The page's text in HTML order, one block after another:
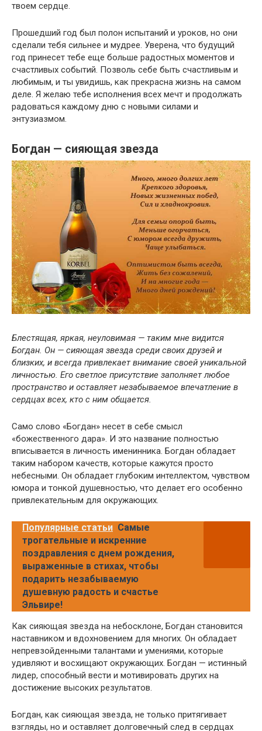
твоем сердце.
Прошедший год был полон испытаний и уроков, но они
сделали тебя сильнее и мудрее. Уверена, что будущий
год принесет тебе еще больше радостных моментов и
счастливых событий. Позволь себе быть счастливым и
любимым, и ты увидишь, как прекрасна жизнь на самом
деле. Я желаю тебе исполнения всех мечт и продолжать
радоваться каждому дню с новыми силами и
энтузиазмом.
Богдан — сияющая звезда
Блестящая, яркая, неуловимая — таким мне видится
Богдан. Он — сияющая звезда среди своих друзей и
близких, и всегда привлекает внимание своей уникальной
личностью. Его светлое присутствие заполняет любое
пространство и оставляет незабываемое впечатление в
сердцах всех, кто с ним общается.
Само слово «Богдан» несет в себе смысл
«божественного дара». И это название полностью
вписывается в личность именинника. Богдан обладает
таким набором качеств, которые кажутся просто
небесными. Он обладает глубоким интеллектом, чувством
юмора и тонкой душевностью, что делает его особенно
привлекательным для окружающих.
Популярные статьи Самые
трогательные и искренние
поздравления с днем рождения,
выраженные в стихах, чтобы
подарить незабываемую
душевную радость и счастье
Эльвире!
Как сияющая звезда на небосклоне, Богдан становится
наставником и вдохновением для многих. Он обладает
непревзойденными талантами и умениями, которые
удивляют и восхищают окружающих. Богдан — истинный
лидер, способный вести и мотивировать других на
достижение высоких результатов.
Богдан, как сияющая звезда, не только притягивает
взгляды, но и оставляет долговечный след в сердцах